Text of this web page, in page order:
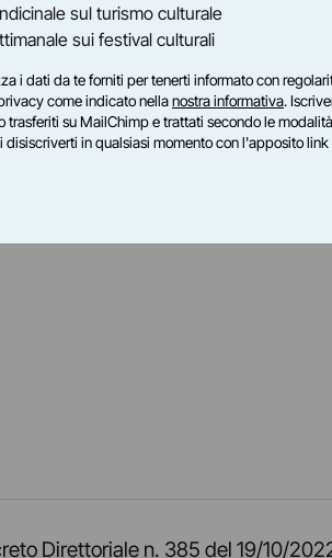
Direttoriale n. 385 del 19/10/
sul turismo culturale
sui festival culturali
i dati da te forniti per tenerti informato con
come indicato nellanostra informativa.
trasferiti su MailChimp e trattati secondo le
disiscriverti in qualsiasi momento con l'apposito